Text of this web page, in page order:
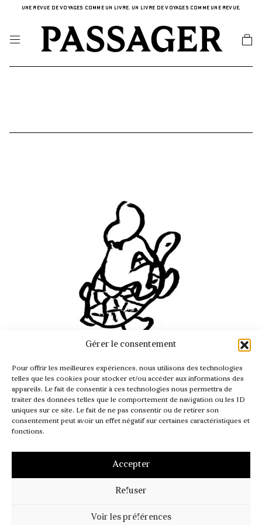
Gérer le consentement
Pour offrir les meilleures expériences, nous utilisons des technologies
telles que les cookies pour stocker et/ou accéder aux informations des
appareils. Le fait de consentir à ces technologies nous permettra de
traiter des données telles que le comportement de navigation ou les ID
uniques sur ce site. Le fait de ne pas consentir ou de retirer son
consentement peut avoir un effet négatif sur certaines caractéristiques et
fonctions.
Accepter
Refuser
Voir les préférences
UNE REVUE DE VOYAGES COMME UN LIVRE. UN LIVRE DE VOYAGES COMME UNE REVUE.
@REVUEPASSAGER
MENTIONS LÉGALES
POLITIQUE DE COOKIES (UE)